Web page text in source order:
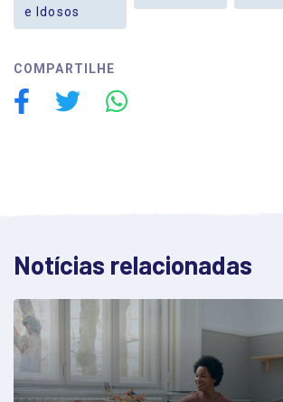
e Idosos
COMPARTILHE
Notícias relacionadas